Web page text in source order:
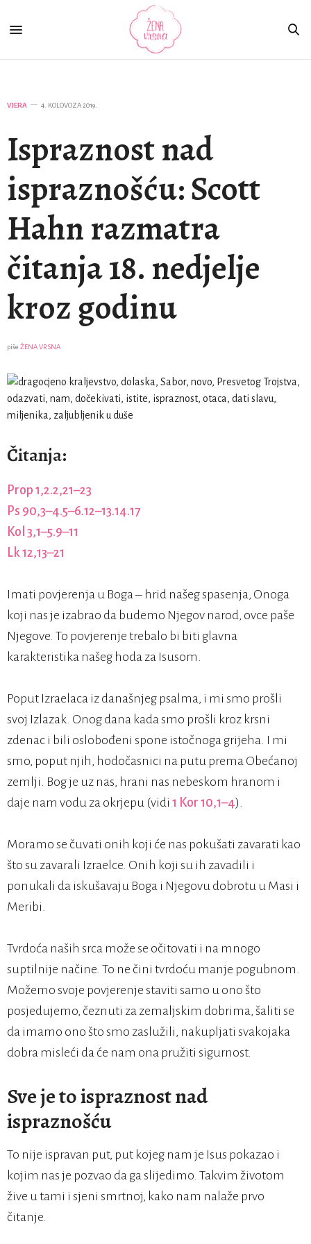
VJERA 4. KOLOVOZA 2019.
Ispraznost nad
ispraznošću: Scott
Hahn razmatra
čitanja 18. nedjelje
kroz godinu
piše ŽENA VRSNA
Čitanja:
Prop 1,2.2,21–23
Ps 90,3–4.5–6.12–13.14.17
Kol 3,1–5.9–11
Lk 12,13–21
Imati povjerenja u Boga – hrid našeg spasenja, Onoga
koji nas je izabrao da budemo Njegov narod, ovce paše
Njegove. To povjerenje trebalo bi biti glavna
karakteristika našeg hoda za Isusom.
Poput Izraelaca iz današnjeg psalma, i mi smo prošli
svoj Izlazak. Onog dana kada smo prošli kroz krsni
zdenac i bili oslobođeni spone istočnoga grijeha. I mi
smo, poput njih, hodočasnici na putu prema Obećanoj
zemlji. Bog je uz nas, hrani nas nebeskom hranom i
daje nam vodu za okrjepu (vidi 1 Kor 10,1–4).
Moramo se čuvati onih koji će nas pokušati zavarati kao
što su zavarali Izraelce. Onih koji su ih zavadili i
ponukali da iskušavaju Boga i Njegovu dobrotu u Masi i
Meribi.
Tvrdoća naših srca može se očitovati i na mnogo
suptilnije načine. To ne čini tvrdoću manje pogubnom.
Možemo svoje povjerenje staviti samo u ono što
posjedujemo, čeznuti za zemaljskim dobrima, šaliti se
da imamo ono što smo zaslužili, nakupljati svakojaka
dobra misleći da će nam ona pružiti sigurnost.
Sve je to ispraznost nad
ispraznošću
To nije ispravan put, put kojeg nam je Isus pokazao i
kojim nas je pozvao da ga slijedimo. Takvim životom
žive u tami i sjeni smrtnoj, kako nam nalaže prvo
čitanje.